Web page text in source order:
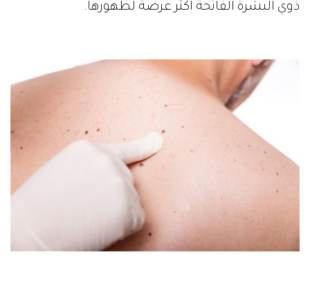
ذوي البشرة الفاتحة أكثر عرضة لظهورها.